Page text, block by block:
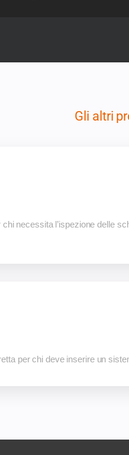
Gli altri
necessita l’ispezione delle
per chi deve inserire un